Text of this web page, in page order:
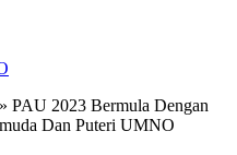
» PAU 2023 Bermula Dengan
Dan Puteri UMNO